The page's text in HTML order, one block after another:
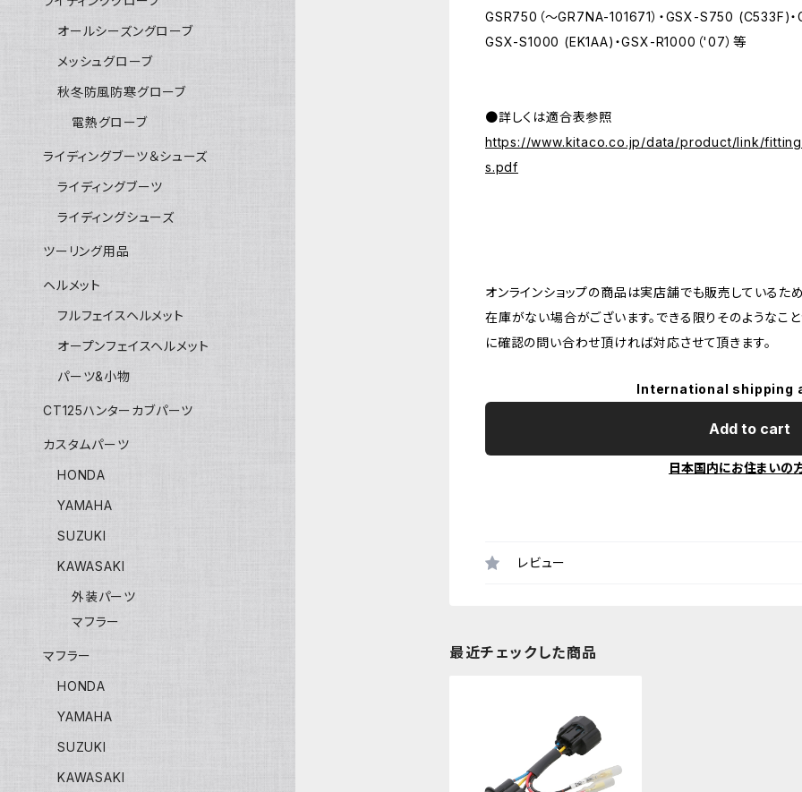
GSR750（～GR7NA-101671）・GSX-S750 (C533F)
GSX-S1000 (EK1AA)・GSX-R1000（'07）等
●詳しくは適合表参照
https://www.kitaco.co.jp/data/product/link/
s.pdf
オンラインショップの商品は実店舗でも販売しているた
在庫がない場合がございます。できる限りそのようなこ
に確認の問い合わせ頂ければ対応させて頂きます。
International shipping
Add to cart
日本国内にお住まいの
レビュー
最近チェックした商品
オールシーズングローブ
メッシュグローブ
秋冬防風防寒グローブ
電熱グローブ
ライディングブーツ＆シューズ
ライディングブーツ
ライディングシューズ
ツーリング用品
ヘルメット
フルフェイスヘルメット
オープンフェイスヘルメット
パーツ&小物
CT125ハンターカブパーツ
カスタムパーツ
HONDA
YAMAHA
SUZUKI
KAWASAKI
外装パーツ
マフラー
マフラー
HONDA
YAMAHA
SUZUKI
KAWASAKI